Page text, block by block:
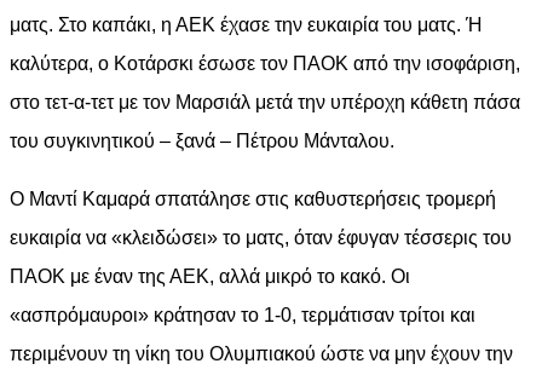
ματς. Στο καπάκι, η ΑΕΚ έχασε την ευκαιρία του ματς. Ή
καλύτερα, ο Κοτάρσκι έσωσε τον ΠΑΟΚ από την ισοφάριση,
στο τετ-α-τετ με τον Μαρσιάλ μετά την υπέροχη κάθετη πάσα
του συγκινητικού – ξανά – Πέτρου Μάνταλου.
Ο Μαντί Καμαρά σπατάλησε στις καθυστερήσεις τρομερή
ευκαιρία να «κλειδώσει» το ματς, όταν έφυγαν τέσσερις του
ΠΑΟΚ με έναν της ΑΕΚ, αλλά μικρό το κακό. Οι
«ασπρόμαυροι» κράτησαν το 1-0, τερμάτισαν τρίτοι και
περιμένουν τη νίκη του Ολυμπιακού ώστε να μην έχουν την